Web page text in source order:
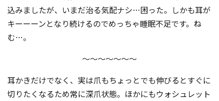
ログイン
込みましたが、いまだ治る気配ナシ…困った。しかも耳が
キーーーンとなり続けるのでめっちゃ睡眠不足です。ね
む…。
～～～～～～～
耳かきだけでなく、実は爪もちょっとでも伸びるとすぐに
切りたくなるため常に深爪状態。ほかにもウォシュレット